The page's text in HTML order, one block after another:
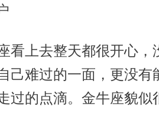
看上去整天都很开心
己难过的一面，更没
过的点滴。金牛座貌